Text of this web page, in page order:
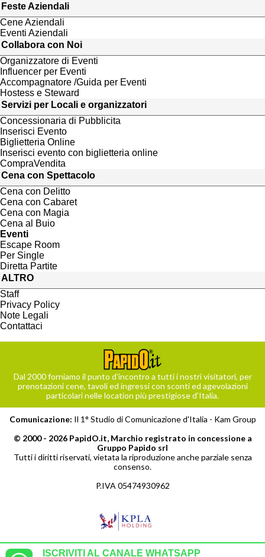
ISCRIVITI AL CANALE WHATSAPP
Feste Aziendali
Cene Aziendali
Eventi Aziendali
Collabora con Noi
Organizzatore di Eventi
Influencer per Eventi
Accompagnatore /Guida per Eventi
Hostess e Steward
Servizi per Locali e organizzatori
Concessionaria di Pubblicita
Inserisci Evento
Biglietteria Online
Inserisci evento con biglietteria online
CompraVendita
Cena con Spettacolo
Cena con Delitto
Cena con Cabaret
Cena con Magia
Cena al Buio
Eventi
Escape Room
Per Single
Diretta Partite
ALTRO
Staff
Privacy Policy
Note Legali
Contattaci
Dal 2000 forniamo il punto d’incontro a tutti i nostri visitatori, per
prenotazioni cene, tavoli ed ingressi con sconti ed agevolazioni
particolari nelle location più prestigiose d’Italia.
Comunicazione: Il 1° Studio di Comunicazione d'Italia - Kam Group
© 2000 - 2026 PapidO.it, Marchio registrato in concessione a
Gruppo Papido srl
Tutti i diritti riservati, vietata la riproduzione anche parziale senza
consenso.
P.IVA 05474930962